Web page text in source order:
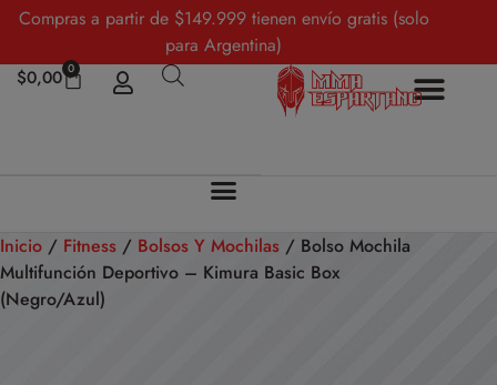
Compras a partir de $149.999 tienen envío gratis (solo
para Argentina)
$0,00 0
Inicio / Fitness / Bolsos Y Mochilas / Bolso Mochila
Multifunción Deportivo – Kimura Basic Box
(Negro/Azul)